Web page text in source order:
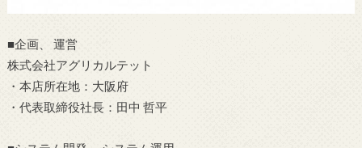
■企画、 運営
株式会社アグリカルテット
・本店所在地：大阪府
・代表取締役社長：田中 哲平